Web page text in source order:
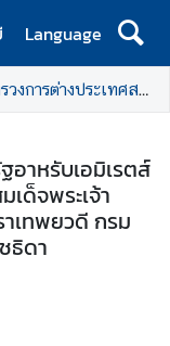
Language
ความอาลัยแด่สมเด็จพระเจ้าลูกเธอ เจ้าฟ้าพัชรกิติยาภา นเรนทิราเทพยวดี กรมหลวงราชสาริณีสิริพัชร มหาวัชรราชธิดา
อาหรับเอมิเรตส์
ด็จพระเจ้า
เทพยวดี กรม
ธิดา